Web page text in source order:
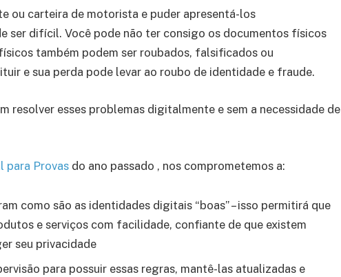
ou carteira de motorista e puder apresentá-los
ser difícil. Você pode não ter consigo os documentos físicos
também podem ser roubados, falsificados ou
e sua perda pode levar ao roubo de identidade e fraude.
resolver esses problemas digitalmente e sem a necessidade de
para Provas do ano passado , nos comprometemos a:
como são as identidades digitais “boas” – isso permitirá que
e serviços com facilidade, confiante de que existem
seu privacidade
para possuir essas regras, mantê-las atualizadas e